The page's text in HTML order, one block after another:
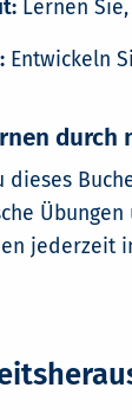
Lernen
Entwickeln
durch
dieses
jederzeit